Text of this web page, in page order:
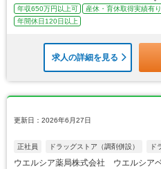
年収650万円以上可 産休・育休取得実績有り
年間休日120日以上
求人の詳細を見る
更新日：2026年6月27日
正社員 ドラッグストア（調剤併設） ド
ウエルシア薬局株式会社 ウエルシア